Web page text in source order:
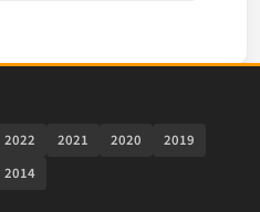
2022 2021 2020
2019
2014